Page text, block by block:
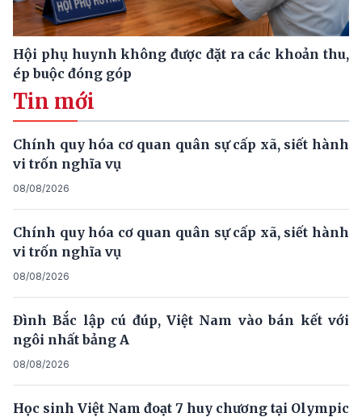
Hội phụ huynh không được đặt ra các khoản thu,
ép buộc đóng góp
Tin mới
Chính quy hóa cơ quan quân sự cấp xã, siết hành
vi trốn nghĩa vụ
08/08/2026
Chính quy hóa cơ quan quân sự cấp xã, siết hành
vi trốn nghĩa vụ
08/08/2026
Đình Bắc lập cú đúp, Việt Nam vào bán kết với
ngôi nhất bảng A
08/08/2026
Học sinh Việt Nam đoạt 7 huy chương tại Olympic